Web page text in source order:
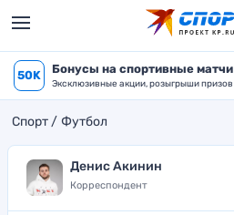
50K Бонусы на спортивные матчи
Эксклюзивные акции, розыгрыши призов
Спорт Футбол
Денис Акинин
Корреспондент